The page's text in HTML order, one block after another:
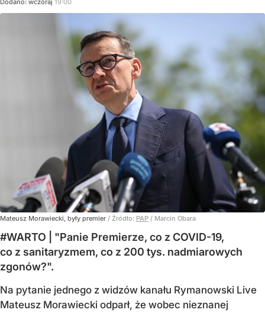
Dodano: wczoraj 19:00
Mateusz Morawiecki, były premier / Źródło: PAP / Marcin Obara
#WARTO | "Panie Premierze, co z COVID-19,
co z sanitaryzmem, co z 200 tys. nadmiarowych
zgonów?".
Na pytanie jednego z widzów kanału Rymanowski Live
Mateusz Morawiecki odparł, że wobec nieznanej